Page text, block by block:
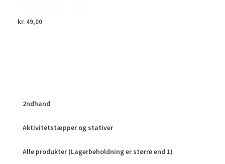
2ndhand
Aktivitetstæpper og stativer
Alle produkter (Lagerbeholdning er større end 1)
kr. 49,00